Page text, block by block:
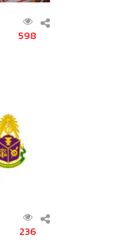
598
236